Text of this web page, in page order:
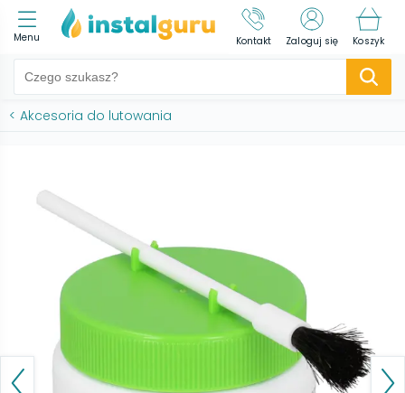
Menu Kontakt Zaloguj się Koszyk
< Akcesoria do lutowania